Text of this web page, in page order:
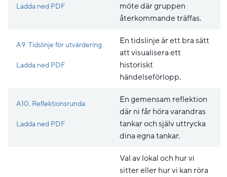
Ladda ned PDFPdf, 163.4 kB, öppnas i nytt fönster.
möte där gruppen
återkommande träffas.
A9. Tidslinje för utvärdering
Ladda ned PDFPdf, 211 kB, öppnas i nytt fönster.
En tidslinje är ett bra sätt
att visualisera ett
historiskt
händelseförlopp.
A10. Reflektionsrunda
Ladda ned PDFPdf, 203.8 kB, öppnas i nytt fönster.
En gemensam reflektion
där ni får höra varandras
tankar och själv uttrycka
dina egna tankar.
Val av lokal och hur vi
sitter eller hur vi kan röra